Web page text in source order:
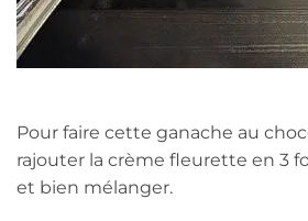
Pour faire cette ganache au
rajouter la crème fleurette en 3
et bien mélanger.